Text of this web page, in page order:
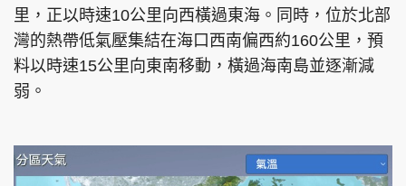
里，正以時速10公里向西橫過東海。同時，位於北部
灣的熱帶低氣壓集結在海口西南偏西約160公里，預
料以時速15公里向東南移動，橫過海南島並逐漸減
弱。